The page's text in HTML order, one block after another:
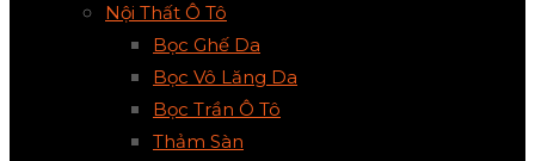
Nội Thất Ô Tô
Bọc Ghế Da
Bọc Vô Lăng Da
Bọc Trần Ô Tô
Thảm Sàn